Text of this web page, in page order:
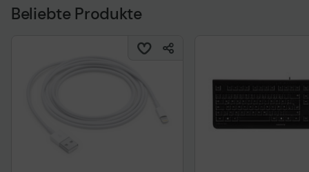
Beliebte Produkte